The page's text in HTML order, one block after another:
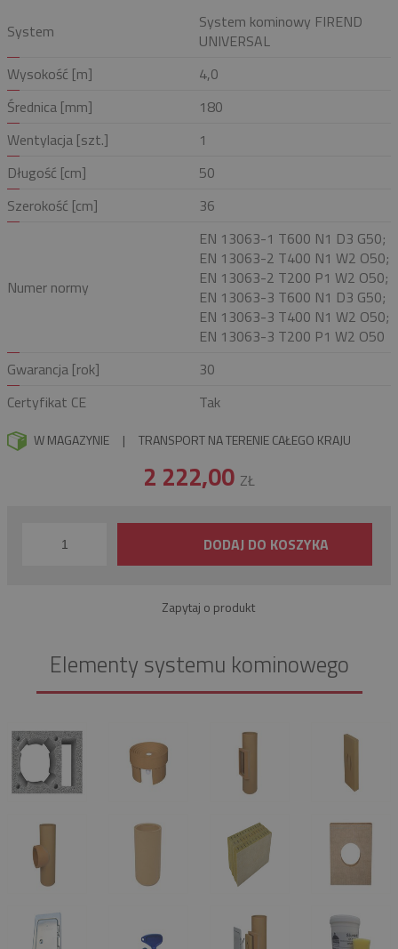
System
System kominowy FIREND
UNIVERSAL
Wysokość [m]
4,0
Średnica [mm]
180
Wentylacja [szt.]
1
Długość [cm]
50
Szerokość [cm]
36
Numer normy
EN 13063-1 T600 N1 D3 G50;
EN 13063-2 T400 N1 W2 O50;
EN 13063-2 T200 P1 W2 O50;
EN 13063-3 T600 N1 D3 G50;
EN 13063-3 T400 N1 W2 O50;
EN 13063-3 T200 P1 W2 O50
Gwarancja [rok]
30
Certyfikat CE
Tak
W MAGAZYNIE | TRANSPORT NA TERENIE CAŁEGO KRAJU
2 222,00 ZŁ
DODAJ DO KOSZYKA
Zapytaj o produkt
Elementy systemu kominowego